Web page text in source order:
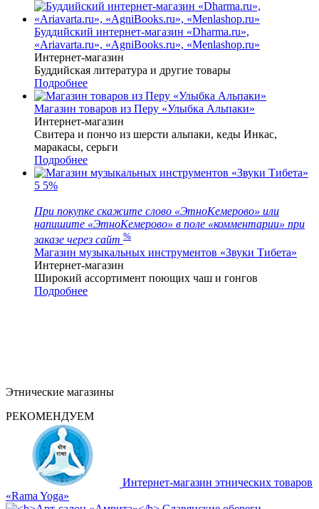
Буддийский интернет-магазин «Dharma.ru»,
«Ariavarta.ru», «AgniBooks.ru», «Menlashop.ru»
Интернет-магазин
Буддийская литература и другие товары
Подробнее
Магазин товаров из Перу «Улыбка Альпаки»
Интернет-магазин
Свитера и пончо из шерсти альпаки, кеды Инкас,
маракасы, серьги
Подробнее
5 5%
При покупке скажите слово «ЭтноКемерово» или
напишите «ЭтноКемерово» в поле «комментарии» при
заказе через сайт %
Магазин музыкальных инструментов «Звуки Тибета»
Интернет-магазин
Широкий ассортимент поющих чаш и гонгов
Подробнее
Этнические магазины
РЕКОМЕНДУЕМ
Интернет-магазин этнических товаров
«Rama Yoga»